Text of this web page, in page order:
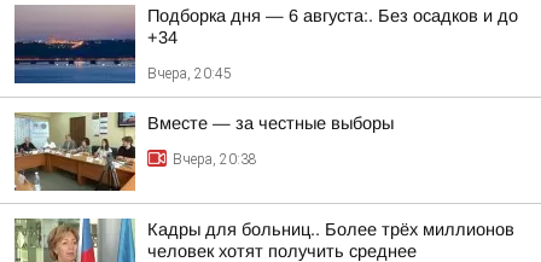
Подборка дня — 6 августа:. Без осадков и до
+34
Вчера, 20:45
Вместе — за честные выборы
Вчера, 20:38
Кадры для больниц.. Более трёх миллионов
человек хотят получить среднее